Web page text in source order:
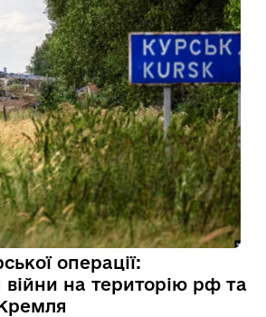
операції:
на територію рф та